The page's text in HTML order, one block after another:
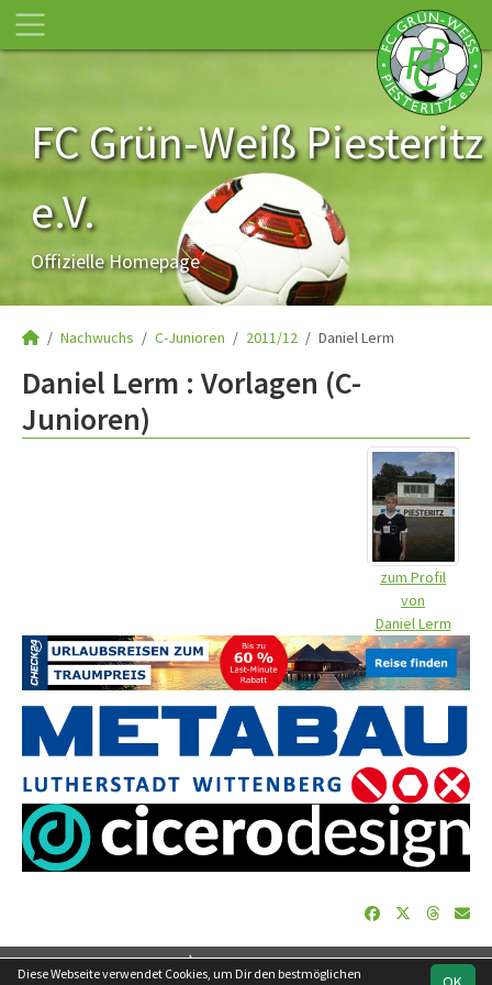
FC Grün-Weiß Piesteritz
e.V.
Offizielle Homepage
Nachwuchs C-Junioren 2011/12 Daniel Lerm
Daniel Lerm : Vorlagen (C-
Junioren)
zum Profil
von
Daniel Lerm
soccero.de
Diese Webseite verwendet Cookies, um Dir den bestmöglichen